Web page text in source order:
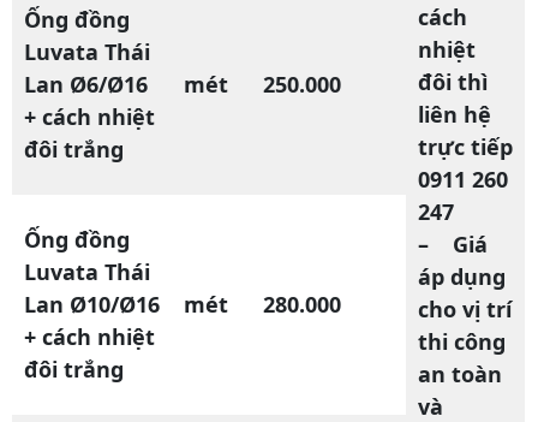
cách
nhiệt
đôi thì
liên hệ
trực tiếp
0911 260
247
– Giá
áp dụng
cho vị trí
thi công
an toàn
và
Ống đồng
Luvata Thái
Lan Ø6/Ø16
+ cách nhiệt
đôi trắng
mét 250.000
Ống đồng
Luvata Thái
Lan Ø10/Ø16
+ cách nhiệt
đôi trắng
mét 280.000